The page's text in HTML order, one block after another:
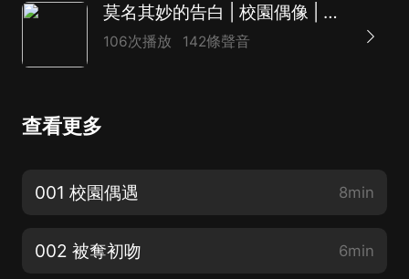
莫名其妙的告白 | 校園偶像 | 高甜治愈 | 青澀高中 | 反轉催淚 | 多播
106次播放 142條聲音
查看更多
001 校園偶遇 8min
002 被奪初吻 6min